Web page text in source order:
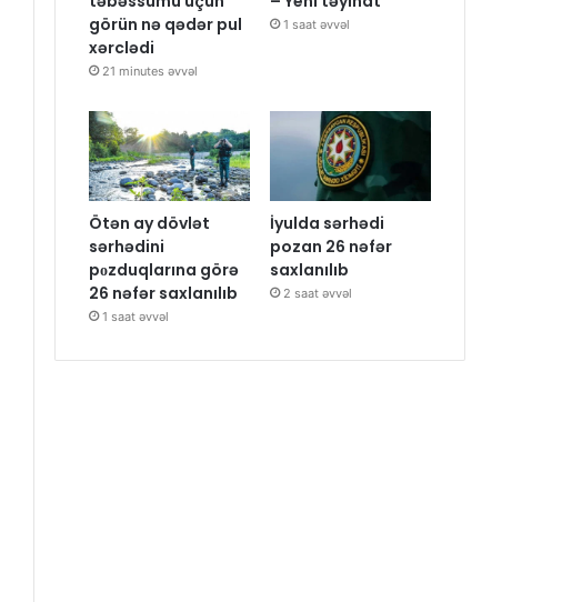
görün nə qədər pul
xərclədi
21 minutes əvvəl
1 saat əvvəl
Ötən ay dövlət
sərhədini
pоzduqlarına görə
26 nəfər saxlanılıb
1 saat əvvəl
İyulda sərhədi
pozan 26 nəfər
saxlanılıb
2 saat əvvəl